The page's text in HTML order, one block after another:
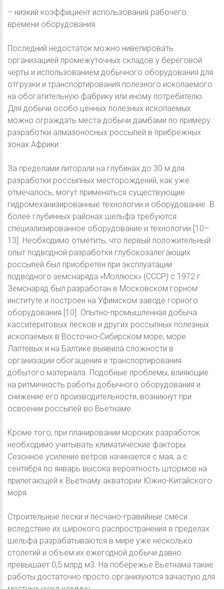
– низкий коэффициент использования рабочего
времени оборудования.
Последний недостаток можно нивелировать
организацией промежуточных складов у береговой
черты и использованием добычного оборудования для
отгрузки и транспортирования полезного ископаемого
на обогатительную фабрику или иному потребителю.
Для добычи особо ценных полезных ископаемых
можно ограждать места добычи дамбами по примеру
разработки алмазоносных россыпей в прибрежных
зонах Африки.
За пределами литорали на глубинах до 30 м для
разработки россыпных месторождений, как уже
отмечалось, могут применяться существующие
гидромеханизированные технологии и оборудование. В
более глубинных районах шельфа требуются
специализированное оборудование и технологии [10–
13]. Необходимо отметить, что первый положительный
опыт подводной разработки глубокозалегающих
россыпей был приобретен при эксплуатации
подводного земснаряда «Моллюск» (СССР) с 1972 г.
Земснаряд был разработан в Московском горном
институте и построен на Уфимском заводе горного
оборудования [10]. Опытно-промышленная добыча
касситеритовых песков и других россыпных полезных
ископаемых в Восточно-Сибирском море, море
Лаптевых и на Балтике выявила сложности в
организации обогащения и транспортирования
добытого материала. Подобные проблемы, влияющие
на ритмичность работы добычного оборудования и
снижение его производительности, возникнут при
освоении россыпей во Вьетнаме.
Кроме того, при планировании морских разработок
необходимо учитывать климатические факторы.
Сезонное усиление ветров начинается с мая, а с
сентября по январь высока вероятность штормов на
прилегающей к Вьетнаму акватории Южно-Китайского
моря.
Строительные пески и песчано-гравийные смеси
вследствие их широкого распространения в пределах
шельфа разрабатываются в мире уже несколько
столетий и объем их ежегодной добычи давно
превышает 0,5 млрд м3. На побережье Вьетнама такие
работы достаточно просто организуются зачастую для